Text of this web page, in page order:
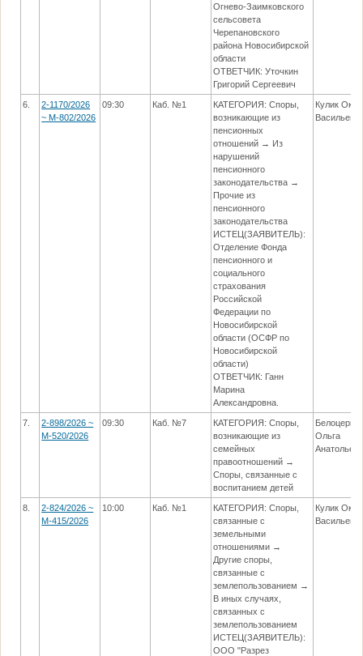
Огнево-Заимковского
сельсовета
Черепановского
района Новосибирской
области
ОТВЕТЧИК: Уточкин
Григорий Сергеевич
6.
2-1170/2026
~ М-802/2026
09:30 Каб. №1
КАТЕГОРИЯ: Споры,
возникающие из
пенсионных
отношений → Из
нарушений
пенсионного
законодательства →
Прочие из
пенсионного
законодательства
ИСТЕЦ(ЗАЯВИТЕЛЬ):
Отделение Фонда
пенсионного и
социального
страхования
Российской
Федерации по
Новосибирской
области (ОСФР по
Новосибирской
области)
ОТВЕТЧИК: Ганн
Марина
Александровна.
Кулик
7.
2-898/2026 ~
М-520/2026
09:30 Каб. №7
КАТЕГОРИЯ: Споры,
возникающие из
семейных
правоотношений →
Споры, связанные с
воспитанием детей
Ольга
8.
2-824/2026 ~
М-415/2026
10:00 Каб. №1
КАТЕГОРИЯ: Споры,
связанные с
земельными
отношениями →
Другие споры,
связанные с
землепользованием →
В иных случаях,
связанных с
землепользованием
ИСТЕЦ(ЗАЯВИТЕЛЬ):
ООО "Разрез
Кулик